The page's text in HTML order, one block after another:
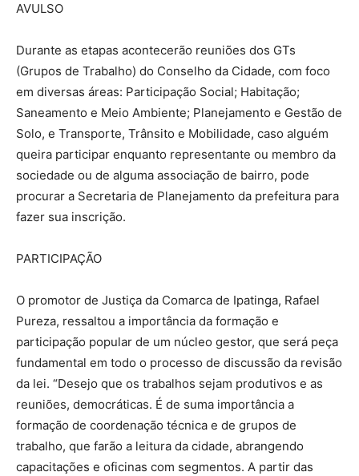
AVULSO
Durante as etapas acontecerão reuniões dos GTs
(Grupos de Trabalho) do Conselho da Cidade, com foco
em diversas áreas: Participação Social; Habitação;
Saneamento e Meio Ambiente; Planejamento e Gestão de
Solo, e Transporte, Trânsito e Mobilidade, caso alguém
queira participar enquanto representante ou membro da
sociedade ou de alguma associação de bairro, pode
procurar a Secretaria de Planejamento da prefeitura para
fazer sua inscrição.
PARTICIPAÇÃO
O promotor de Justiça da Comarca de Ipatinga, Rafael
Pureza, ressaltou a importância da formação e
participação popular de um núcleo gestor, que será peça
fundamental em todo o processo de discussão da revisão
da lei. “Desejo que os trabalhos sejam produtivos e as
reuniões, democráticas. É de suma importância a
formação de coordenação técnica e de grupos de
trabalho, que farão a leitura da cidade, abrangendo
capacitações e oficinas com segmentos. A partir das